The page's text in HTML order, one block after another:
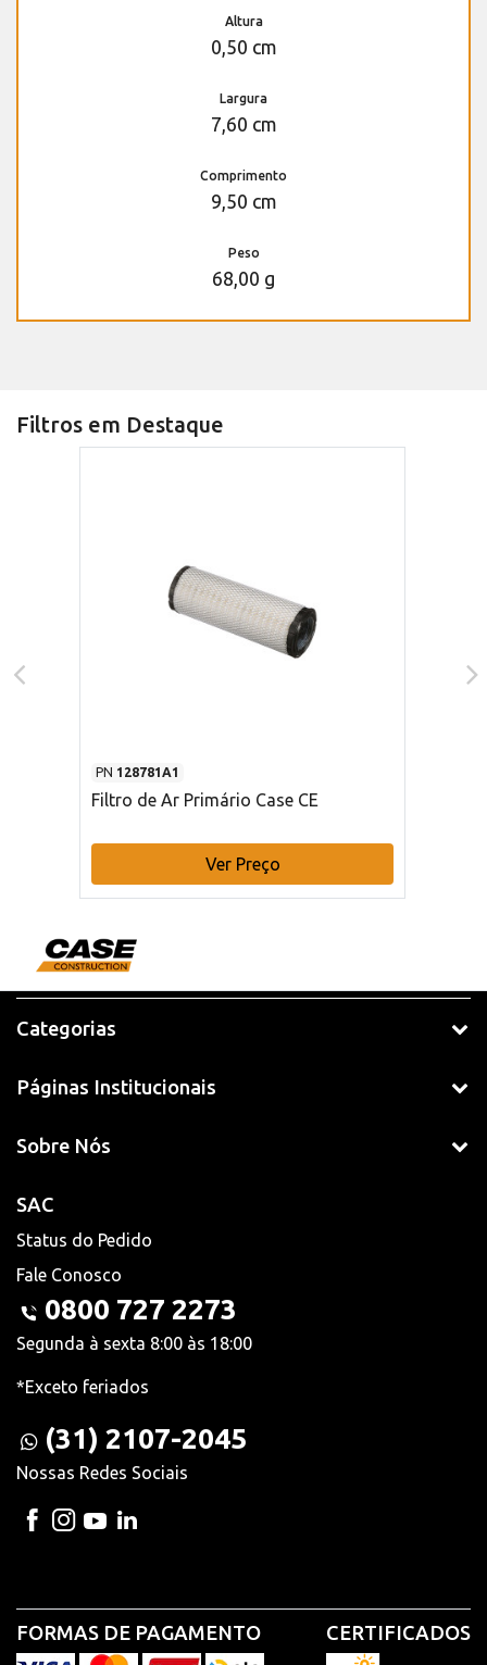
Altura
0,50 cm
Largura
7,60 cm
Comprimento
9,50 cm
Peso
68,00 g
Filtros em Destaque
PN 128781A1
Filtro de Ar Primário Case CE
Ver Preço
Categorias
Páginas Institucionais
Sobre Nós
SAC
Status do Pedido
Fale Conosco
0800 727 2273
Segunda à sexta 8:00 às 18:00
*Exceto feriados
(31) 2107-2045
Nossas Redes Sociais
FORMAS DE PAGAMENTO CERTIFICADOS